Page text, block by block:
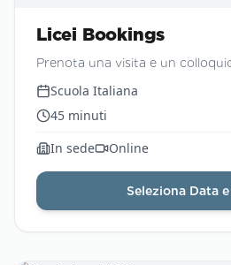
Licei Bookings
Prenota una visita e un
Scuola Italiana
45 minuti
In sede
Online
Seleziona Data